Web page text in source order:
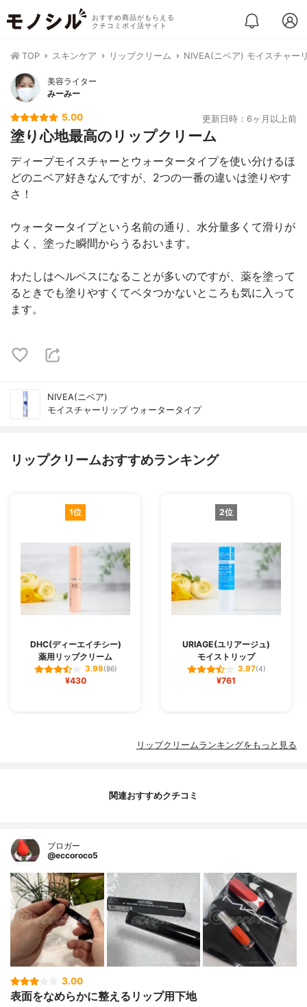
おすすめ商品がもらえる
クチコミポイ活サイト
TOP スキンケア リップクリーム NIVEA(ニベア) モイスチャー
美容ライター
みーみー
5.00 更新日時：6ヶ月以上前
塗り心地最高のリップクリーム
ディープモイスチャーとウォータータイプを使い分けるほ
どのニベア好きなんですが、2つの一番の違いは塗りやす
さ！
ウォータータイプという名前の通り、水分量多くて滑りが
よく、塗った瞬間からうるおいます。
わたしはヘルペスになることが多いのですが、薬を塗って
るときでも塗りやすくてベタつかないところも気に入って
ます。
NIVEA(ニベア)
モイスチャーリップ ウォータータイプ
リップクリームおすすめランキング
1位
DHC(ディーエイチシー)
薬用リップクリーム
3.98(86)
¥430
2位
URIAGE(ユリアージュ)
モイストリップ
3.97(4)
¥761
リップクリームランキングをもっと見る
関連おすすめクチコミ
ブロガー
@eccoroco5
3.00
表面をなめらかに整えるリップ用下地